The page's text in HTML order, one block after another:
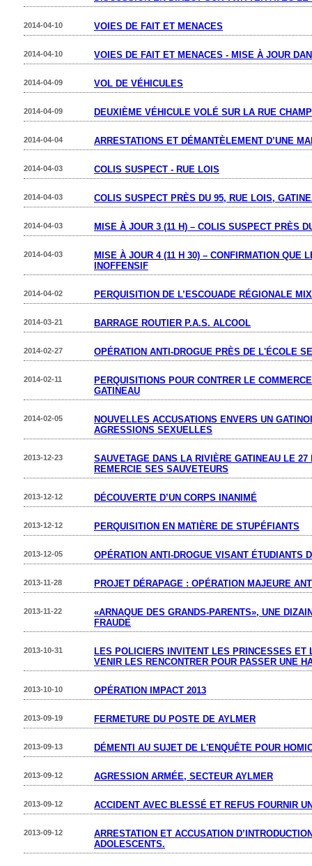
VOIES DE FAIT ET MENACES
2014-04-10
VOIES DE FAIT ET MENACES - MISE À JOUR
2014-04-10
VOL DE VÉHICULES
2014-04-09
DEUXIÈME VÉHICULE VOLÉ SUR LA RUE
2014-04-09
ARRESTATIONS ET DÉMANTÈLEMENT D’UNE
2014-04-04
COLIS SUSPECT - RUE LOIS
2014-04-03
COLIS SUSPECT PRÈS DU 95, RUE LOIS,
2014-04-03
MISE À JOUR 3 (11 H) – COLIS SUSPECT PRÈS
2014-04-03
MISE À JOUR 4 (11 H 30) – CONFIRMATION QUE
INOFFENSIF
2014-04-03
PERQUISITION DE L’ESCOUADE RÉGIONALE
2014-04-02
BARRAGE ROUTIER P.A.S. ALCOOL
2014-03-21
OPÉRATION ANTI-DROGUE PRÈS DE L'ÉCOLE
2014-02-27
PERQUISITIONS POUR CONTRER LE
GATINEAU
2014-02-11
NOUVELLES ACCUSATIONS ENVERS UN
AGRESSIONS SEXUELLES
2014-02-05
SAUVETAGE DANS LA RIVIÈRE GATINEAU LE
REMERCIE SES SAUVETEURS
2013-12-23
DÉCOUVERTE D’UN CORPS INANIMÉ
2013-12-12
PERQUISITION EN MATIÈRE DE STUPÉFIANTS
2013-12-12
OPÉRATION ANTI-DROGUE VISANT ÉTUDIANTS
2013-12-05
PROJET DÉRAPAGE : OPÉRATION MAJEURE
2013-11-28
«ARNAQUE DES GRANDS-PARENTS», UNE
FRAUDE
2013-11-22
LES POLICIERS INVITENT LES PRINCESSES ET
VENIR LES RENCONTRER POUR PASSER UNE
2013-10-31
OPÉRATION IMPACT 2013
2013-10-10
FERMETURE DU POSTE DE AYLMER
2013-09-19
DÉMENTI AU SUJET DE L'ENQUÊTE POUR
2013-09-13
AGRESSION ARMÉE, SECTEUR AYLMER
2013-09-12
ACCIDENT AVEC BLESSÉ ET REFUS FOURNIR
2013-09-12
ARRESTATION ET ACCUSATION
ADOLESCENTS.
2013-09-12